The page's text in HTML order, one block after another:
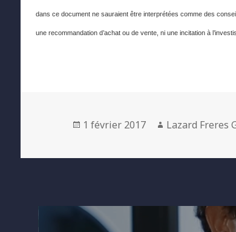
dans ce document ne sauraient être interprétées comme des
une recommandation d’achat ou de vente, ni une incitation à
Posted
1 février 2017 Author
Lazard Freres
Navigation